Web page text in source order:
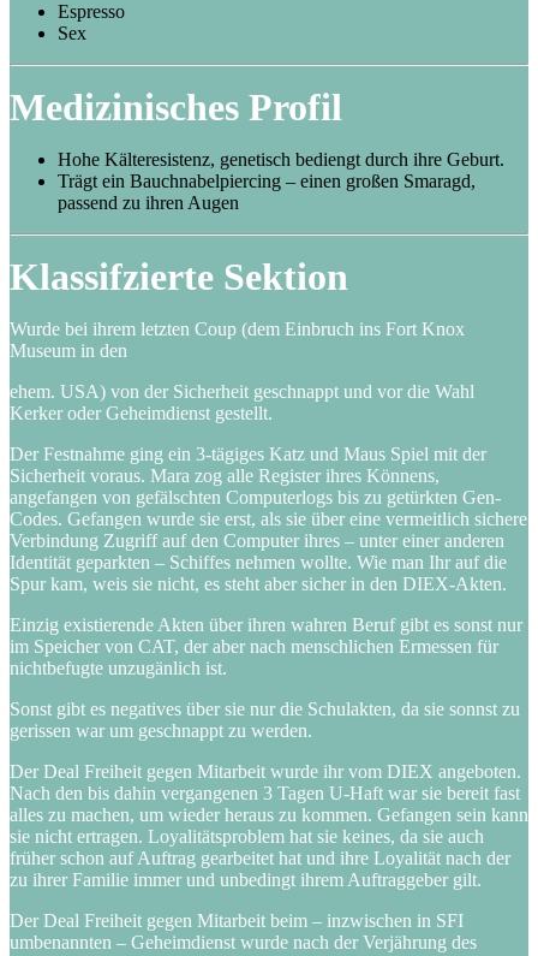
Espresso
Sex
Medizinisches Profil
Hohe Kälteresistenz, genetisch bediengt durch ihre Geburt.
Trägt ein Bauchnabelpiercing – einen großen Smaragd,
passend zu ihren Augen
Klassifzierte Sektion
Wurde bei ihrem letzten Coup (dem Einbruch ins Fort Knox
Museum in den
ehem. USA) von der Sicherheit geschnappt und vor die Wahl
Kerker oder Geheimdienst gestellt.
Der Festnahme ging ein 3-tägiges Katz und Maus Spiel mit der
Sicherheit voraus. Mara zog alle Register ihres Könnens,
angefangen von gefälschten Computerlogs bis zu getürkten Gen-
Codes. Gefangen wurde sie erst, als sie über eine vermeitlich sichere
Verbindung Zugriff auf den Computer ihres – unter einer anderen
Identität geparkten – Schiffes nehmen wollte. Wie man Ihr auf die
Spur kam, weis sie nicht, es steht aber sicher in den DIEX-Akten.
Einzig existierende Akten über ihren wahren Beruf gibt es sonst nur
im Speicher von CAT, der aber nach menschlichen Ermessen für
nichtbefugte unzugänlich ist.
Sonst gibt es negatives über sie nur die Schulakten, da sie sonnst zu
gerissen war um geschnappt zu werden.
Der Deal Freiheit gegen Mitarbeit wurde ihr vom DIEX angeboten.
Nach den bis dahin vergangenen 3 Tagen U-Haft war sie bereit fast
alles zu machen, um wieder heraus zu kommen. Gefangen sein kann
sie nicht ertragen. Loyalitätsproblem hat sie keines, da sie auch
früher schon auf Auftrag gearbeitet hat und ihre Loyalität nach der
zu ihrer Familie immer und unbedingt ihrem Auftraggeber gilt.
Der Deal Freiheit gegen Mitarbeit beim – inzwischen in SFI
umbenannten – Geheimdienst wurde nach der Verjährung des